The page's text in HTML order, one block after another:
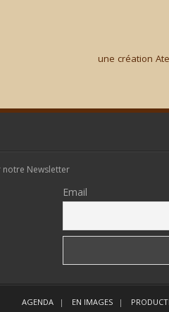
une création
notre Newsletter
Email
AGENDA EN IMAGES